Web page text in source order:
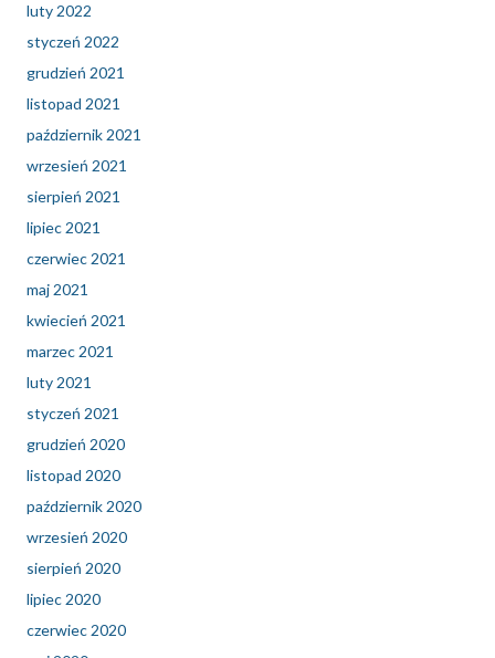
luty 2022
styczeń 2022
grudzień 2021
listopad 2021
październik 2021
wrzesień 2021
sierpień 2021
lipiec 2021
czerwiec 2021
maj 2021
kwiecień 2021
marzec 2021
luty 2021
styczeń 2021
grudzień 2020
listopad 2020
październik 2020
wrzesień 2020
sierpień 2020
lipiec 2020
czerwiec 2020